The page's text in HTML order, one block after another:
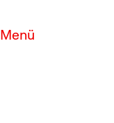
Menü